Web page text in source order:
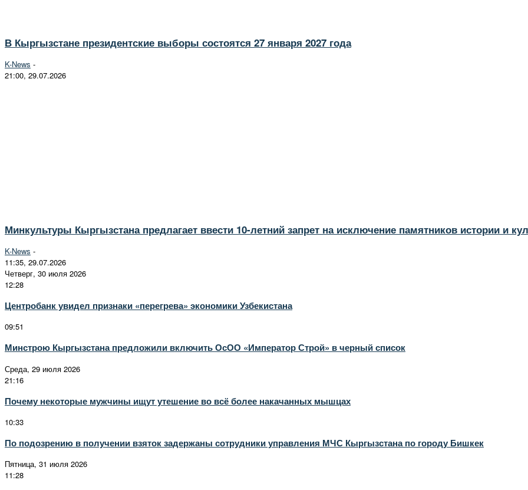
В Кыргызстане президентские выборы состоятся 27 января 2027 года
K-News -
21:00, 29.07.2026
Минкультуры Кыргызстана предлагает ввести 10-летний запрет на исключение памятников истории и
K-News -
11:35, 29.07.2026
Четверг, 30 июля 2026
12:28
Центробанк увидел признаки «перегрева» экономики Узбекистана
09:51
Минстрою Кыргызстана предложили включить ОсОО «Император Строй» в черный список
Среда, 29 июля 2026
21:16
Почему некоторые мужчины ищут утешение во всё более накачанных мышцах
10:33
По подозрению в получении взяток задержаны сотрудники управления МЧС Кыргызстана по городу Бишкек
Пятница, 31 июля 2026
11:28